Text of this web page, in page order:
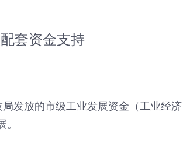
套资金支持
发放的市级工业发展资金（工业经